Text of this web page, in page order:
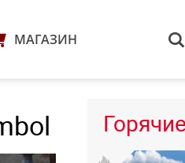
МАГАЗИН s